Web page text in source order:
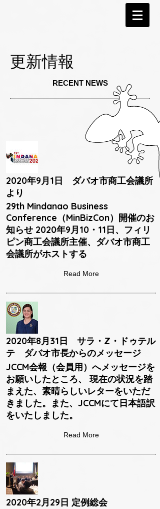
更新情報
RECENT NEWS
2020年9月1日 ダバオ市商工会議所
より
29th Mindanao Business
Conference（MinBizCon）開催のお
知らせ 2020年9月10・11日、フィリ
ピン商工会議所主催、ダバオ市商工
会議所がホストする
Read More
2020年8月31日 サラ・Z・ドゥテル
テ ダバオ市長からのメッセージ
JCCM会報（会員用）へメッセージを
お願いしたところ、 現在の状況を踏
まえた、素晴らしいレターをいただ
きました。また、JCCMにて日本語訳
をいたしました。
Read More
2020年2月29日 定例総会